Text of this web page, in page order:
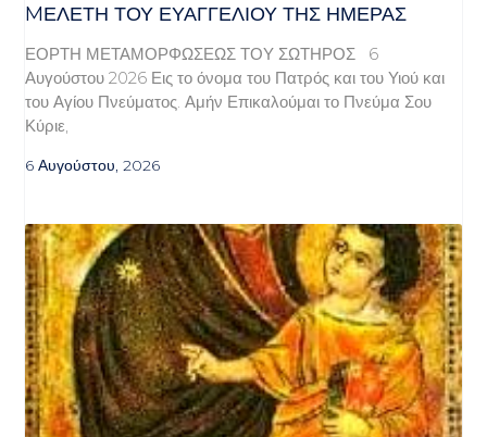
MΕΛΈΤΗ ΤΟΥ ΕΥΑΓΓΕΛΊΟΥ ΤΗΣ ΗΜΈΡΑΣ
ΕΟΡΤΗ ΜΕΤΑΜΟΡΦΩΣΕΩΣ ΤΟΥ ΣΩΤΗΡΟΣ 6
Αυγούστου 2026 Εις το όνομα του Πατρός και του Υιού και
του Αγίου Πνεύματος. Αμήν Επικαλούμαι το Πνεύμα Σου
Κύριε,
6 Αυγούστου, 2026